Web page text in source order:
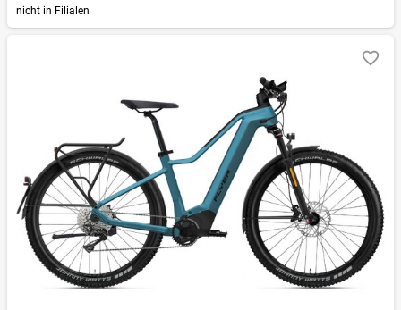
nicht in Filialen